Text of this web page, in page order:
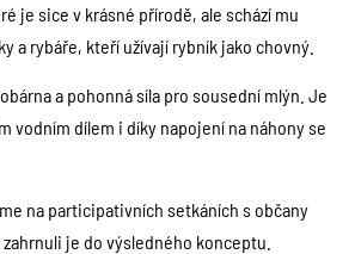
je sice v krásné přírodě, ale schází mu
a rybáře, kteří užívají rybník jako chovný.
a pohonná síla pro sousední mlýn. Je
vodním dílem i díky napojení na náhony se
na participativních setkáních s občany
je do výsledného konceptu.